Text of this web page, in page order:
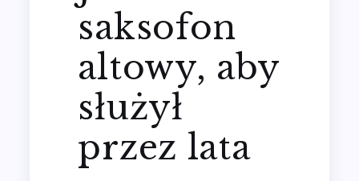
saksofon
altowy, aby
służył
przez lata